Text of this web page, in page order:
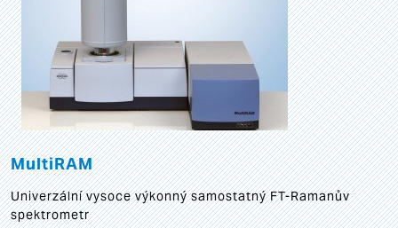
MultiRAM
Univerzální vysoce výkonný samostatný FT-Ramanův
spektrometr